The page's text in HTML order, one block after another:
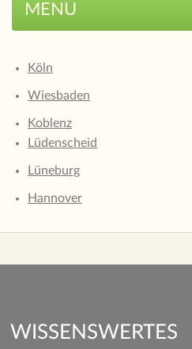
MENU
Köln
Wiesbaden
Koblenz
Lüdenscheid
Lüneburg
Hannover
WISSENSWERTES